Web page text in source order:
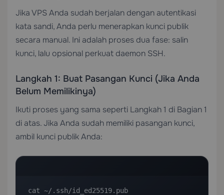
Jika VPS Anda sudah berjalan dengan autentikasi
kata sandi, Anda perlu menerapkan kunci publik
secara manual. Ini adalah proses dua fase: salin
kunci, lalu opsional perkuat daemon SSH.
Langkah 1: Buat Pasangan Kunci (Jika Anda
Belum Memilikinya)
Ikuti proses yang sama seperti Langkah 1 di Bagian 1
di atas. Jika Anda sudah memiliki pasangan kunci,
ambil kunci publik Anda:
cat ~/.ssh/id_ed25519.pub